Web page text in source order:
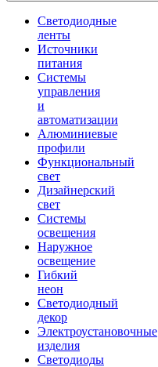
Светодиодные
ленты
Источники
питания
Системы
управления
и
автоматизации
Алюминиевые
профили
Функциональный
свет
Дизайнерский
свет
Системы
освещения
Наружное
освещение
Гибкий
неон
Светодиодный
декор
Электроустановочные
изделия
Светодиоды